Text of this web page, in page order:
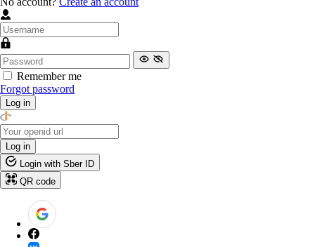
Remember me
Forgot password
Log in
Log in
Login with Sber ID
QR code